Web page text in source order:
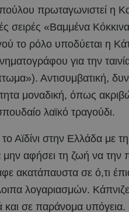
πρωταγωνιστεί η
σειρές «Βαμμένα
το ρόλο υποδύεται η
για την
Αντισυμβατική,
μοναδική, όπως
λαϊκό τραγούδι.
Αϊδίνι στην Ελλάδα με
αφήσει τη ζωή να την
ακατάπαυστα σε ό,τι
λογαριασμών.
σε παράνομα